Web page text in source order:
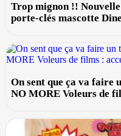
Trop mignon !!
porte-clés mascotte
On sent que ça va faire
NO MORE Voleurs de